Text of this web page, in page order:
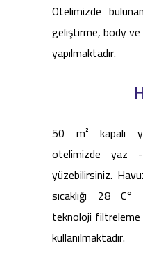
Otelimizde
geliştirme, body
yapılmaktadır.
50 m² kapalı
otelimizde yaz
yüzebilirsiniz.
sıcaklığı 28
teknoloji filtreleme
kullanılmaktadır.